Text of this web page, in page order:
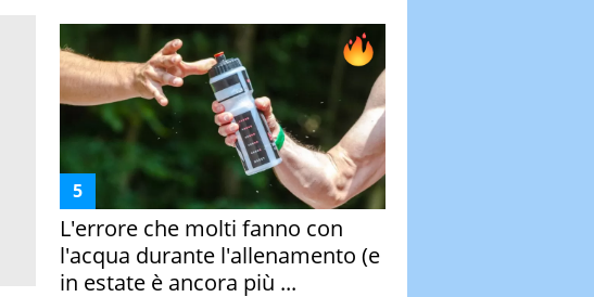
L'errore che molti fanno con
l'acqua durante l'allenamento (e
in estate è ancora più ...